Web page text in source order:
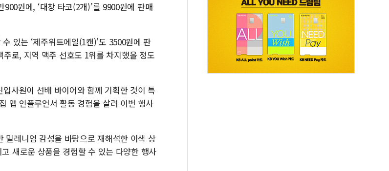
900원에, ‘대창 타코(2개)’를 9900원에 판매
있는 ‘제주위트에일(1캔)’도 3500원에 판
주로, 지역 맥주 선호도 1위를 차지했을 정도
사원이 선배 바이어와 함께 기획한 것이 특
앱 인플루언서 활동 경험을 살려 이번 행사
밀레니엄 감성을 바탕으로 재해석한 이색 상
새로운 상품을 경험할 수 있는 다양한 행사